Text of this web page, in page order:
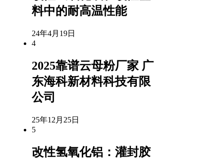
料中的耐高温性能
24年4月19日
4
2025靠谱云母粉厂家 广
东海科新材料科技有限
公司
25年12月25日
5
改性氢氧化铝：灌封胶